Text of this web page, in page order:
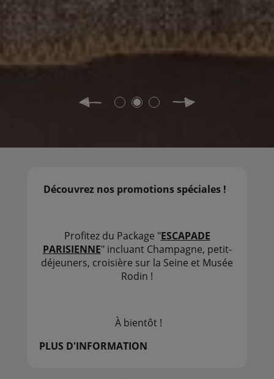
Découvrez nos promotions spéciales !
Profitez du Package "ESCAPADE
PARISIENNE" incluant Champagne, petit-
déjeuners, croisière sur la Seine et Musée
Rodin !
À bientôt !
PLUS D'INFORMATION